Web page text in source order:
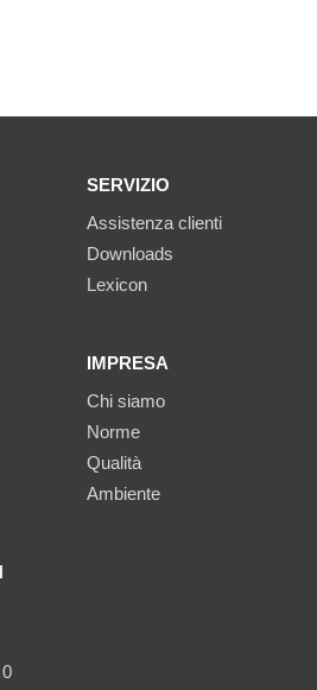
SERVIZIO
Assistenza clienti
Downloads
Lexicon
IMPRESA
Chi siamo
Norme
Qualità
Ambiente